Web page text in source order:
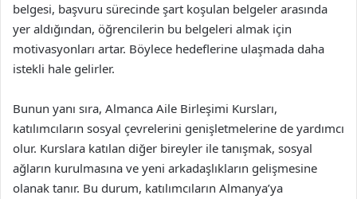
belgesi, başvuru sürecinde şart koşulan belgeler arasında
yer aldığından, öğrencilerin bu belgeleri almak için
motivasyonları artar. Böylece hedeflerine ulaşmada daha
istekli hale gelirler.
Bunun yanı sıra, Almanca Aile Birleşimi Kursları,
katılımcıların sosyal çevrelerini genişletmelerine de yardımcı
olur. Kurslara katılan diğer bireyler ile tanışmak, sosyal
ağların kurulmasına ve yeni arkadaşlıkların gelişmesine
olanak tanır. Bu durum, katılımcıların Almanya’ya